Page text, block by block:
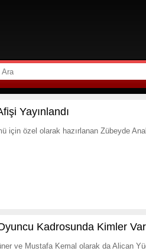
Yayınlandı
için özel olarak hazırlanan Zübeyde
Kadrosunda Kimler
ve Mustafa Kemal olarak da Alican